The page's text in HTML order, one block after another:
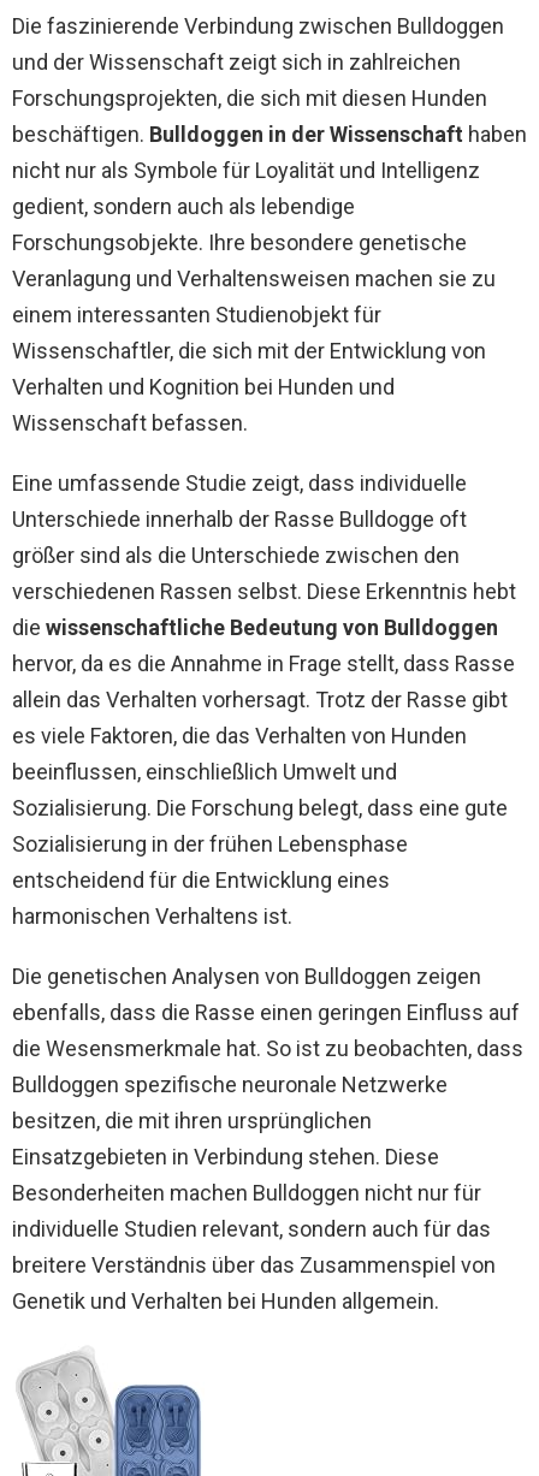
Die faszinierende Verbindung zwischen Bulldoggen
und der Wissenschaft zeigt sich in zahlreichen
Forschungsprojekten, die sich mit diesen Hunden
beschäftigen. Bulldoggen in der Wissenschaft haben
nicht nur als Symbole für Loyalität und Intelligenz
gedient, sondern auch als lebendige
Forschungsobjekte. Ihre besondere genetische
Veranlagung und Verhaltensweisen machen sie zu
einem interessanten Studienobjekt für
Wissenschaftler, die sich mit der Entwicklung von
Verhalten und Kognition bei Hunden und
Wissenschaft befassen.
Eine umfassende Studie zeigt, dass individuelle
Unterschiede innerhalb der Rasse Bulldogge oft
größer sind als die Unterschiede zwischen den
verschiedenen Rassen selbst. Diese Erkenntnis hebt
die wissenschaftliche Bedeutung von Bulldoggen
hervor, da es die Annahme in Frage stellt, dass Rasse
allein das Verhalten vorhersagt. Trotz der Rasse gibt
es viele Faktoren, die das Verhalten von Hunden
beeinflussen, einschließlich Umwelt und
Sozialisierung. Die Forschung belegt, dass eine gute
Sozialisierung in der frühen Lebensphase
entscheidend für die Entwicklung eines
harmonischen Verhaltens ist.
Die genetischen Analysen von Bulldoggen zeigen
ebenfalls, dass die Rasse einen geringen Einfluss auf
die Wesensmerkmale hat. So ist zu beobachten, dass
Bulldoggen spezifische neuronale Netzwerke
besitzen, die mit ihren ursprünglichen
Einsatzgebieten in Verbindung stehen. Diese
Besonderheiten machen Bulldoggen nicht nur für
individuelle Studien relevant, sondern auch für das
breitere Verständnis über das Zusammenspiel von
Genetik und Verhalten bei Hunden allgemein.